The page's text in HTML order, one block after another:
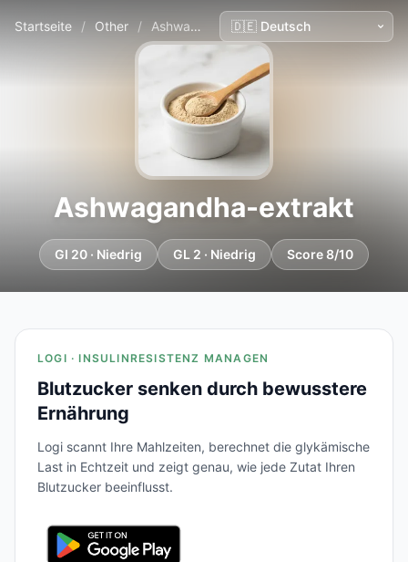
Startseite / Other / Ashwagandha-extrakt
Ashwagandha-extrakt
GI 20 · Niedrig GL 2 · Niedrig Score 8/10
LOGI · INSULINRESISTENZ MANAGEN
Blutzucker senken durch bewusstere
Ernährung
Logi scannt Ihre Mahlzeiten, berechnet die glykämische
Last in Echtzeit und zeigt genau, wie jede Zutat Ihren
Blutzucker beeinflusst.